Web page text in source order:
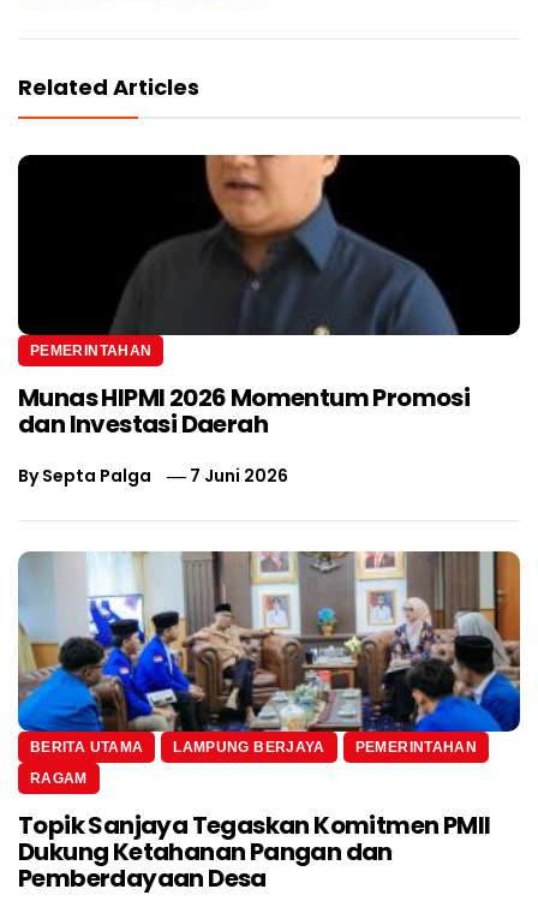
Related Articles
PEMERINTAHAN
Munas HIPMI 2026 Momentum Promosi
dan Investasi Daerah
BySepta Palga 7 Juni 2026
BERITA UTAMA LAMPUNG BERJAYA
PEMERINTAHAN
RAGAM
Topik Sanjaya Tegaskan Komitmen PMII
Dukung Ketahanan Pangan dan
Pemberdayaan Desa